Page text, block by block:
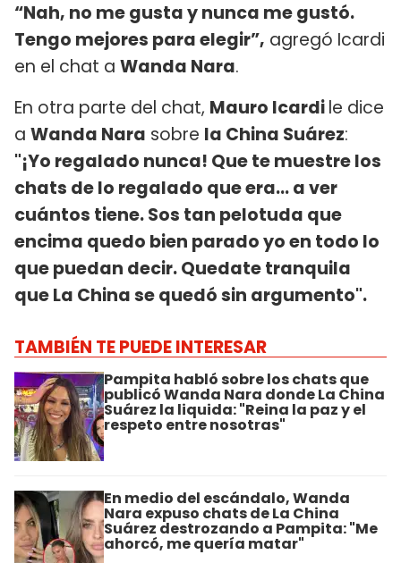
“Nah, no me gusta y nunca me gustó.
Tengo mejores para elegir”, agregó Icardi
en el chat a Wanda Nara.
En otra parte del chat, Mauro Icardile dice
a Wanda Nara sobre la China Suárez:
"¡Yo regalado nunca! Que te muestre los
chats de lo regalado que era... a ver
cuántos tiene. Sos tan pelotuda que
encima quedo bien parado yo en todo lo
que puedan decir. Quedate tranquila
que La China se quedó sin argumento".
TAMBIÉN TE PUEDE INTERESAR
Pampita habló sobre los chats que
publicó Wanda Nara donde La China
Suárez la liquida: "Reina la paz y el
respeto entre nosotras"
En medio del escándalo, Wanda
Nara expuso chats de La China
Suárez destrozando a Pampita: "Me
ahorcó, me quería matar"